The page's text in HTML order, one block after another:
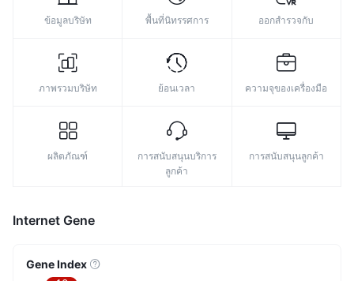
ข้อมูลบริษัท พื้นที่นิทรรศการ ออกสำรวจกับ
ภาพรวมบริษัท ย้อนเวลา ความจุของเครื่องมือ
ผลิตภัณฑ์
การสนับสนุนบริการ
ลูกค้า
การสนับสนุนลูกค้า
Internet Gene
Gene Index